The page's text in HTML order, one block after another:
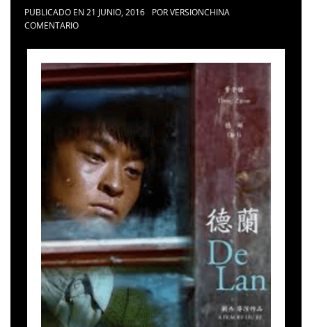
PUBLICADO EN 21 JUNIO, 2016 PORVERSIONCHINA
COMENTARIO